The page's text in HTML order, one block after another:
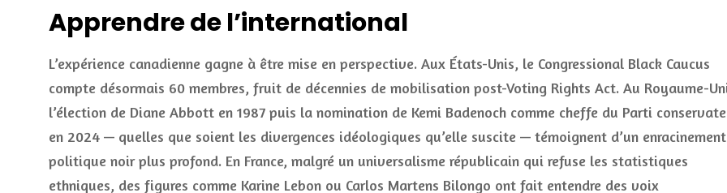
Apprendre de l’international
L’expérience canadienne gagne à être mise en perspective. Aux États-Unis, le Congressional Black Caucus
compte désormais 60 membres, fruit de décennies de mobilisation post-Voting Rights Act. Au Royaume-
l’élection de Diane Abbott en 1987 puis la nomination de Kemi Badenoch comme cheffe du Parti
en 2024 — quelles que soient les divergences idéologiques qu’elle suscite — témoignent d’un enracinement
politique noir plus profond. En France, malgré un universalisme républicain qui refuse les statistiques
ethniques, des figures comme Karine Lebon ou Carlos Martens Bilongo ont fait entendre des voix